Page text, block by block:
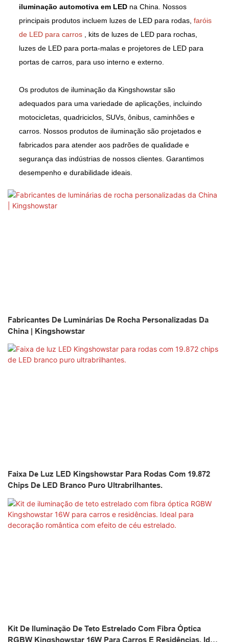
iluminação automotiva em LED na China. Nossos
principais produtos incluem luzes de LED para rodas,faróis
de LED para carros , kits de luzes de LED para rochas,
luzes de LED para porta-malas e projetores de LED para
portas de carros, para uso interno e externo.
Os produtos de iluminação da Kingshowstar são
adequados para uma variedade de aplicações, incluindo
motocicletas, quadriciclos, SUVs, ônibus, caminhões e
carros. Nossos produtos de iluminação são projetados e
fabricados para atender aos padrões de qualidade e
segurança das indústrias de nossos clientes. Garantimos
desempenho e durabilidade ideais.
Fabricantes De Luminárias De Rocha Personalizadas Da
China | Kingshowstar
Faixa De Luz LED Kingshowstar Para Rodas Com 19.872
Chips De LED Branco Puro Ultrabrilhantes.
Kit De Iluminação De Teto Estrelado Com Fibra Óptica
RGBW Kingshowstar 16W Para Carros E Residências. Ideal